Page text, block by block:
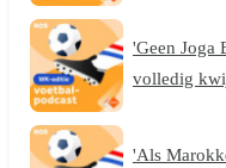
'Geen Joga
volledig
'Als